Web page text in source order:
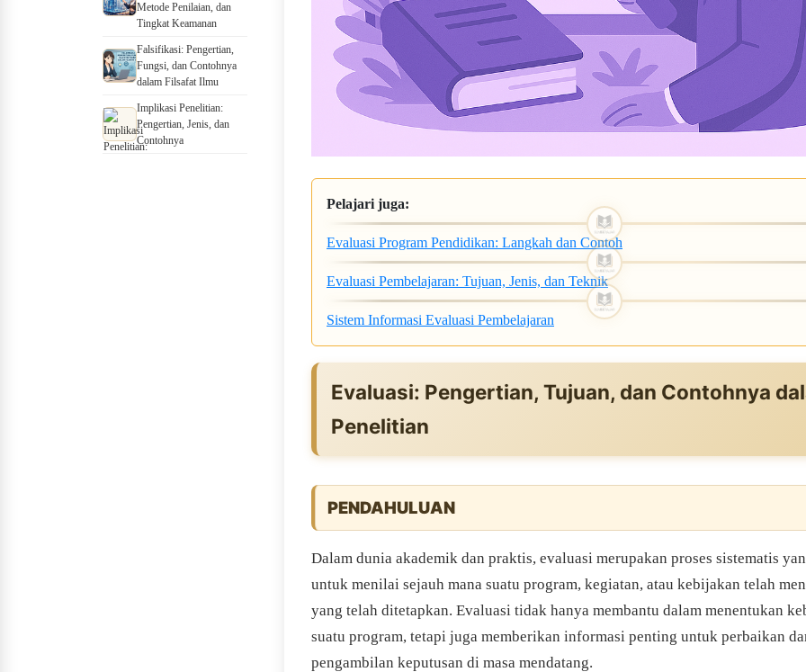
Metode Penilaian, dan
Tingkat Keamanan
Falsifikasi: Pengertian,
Fungsi, dan Contohnya
dalam Filsafat Ilmu
Implikasi Penelitian:
Pengertian, Jenis, dan
Contohnya
Pelajari juga:
Evaluasi Program Pendidikan: Langkah dan Contoh
Evaluasi Pembelajaran: Tujuan, Jenis, dan Teknik
Sistem Informasi Evaluasi Pembelajaran
Evaluasi: Pengertian, Tujuan, dan Contohnya
Penelitian
PENDAHULUAN
Dalam dunia akademik dan praktis, evaluasi merupakan proses sistematis
untuk menilai sejauh mana suatu program, kegiatan, atau kebijakan telah
yang telah ditetapkan. Evaluasi tidak hanya membantu dalam menentukan
suatu program, tetapi juga memberikan informasi penting untuk perbaikan
pengambilan keputusan di masa mendatang.